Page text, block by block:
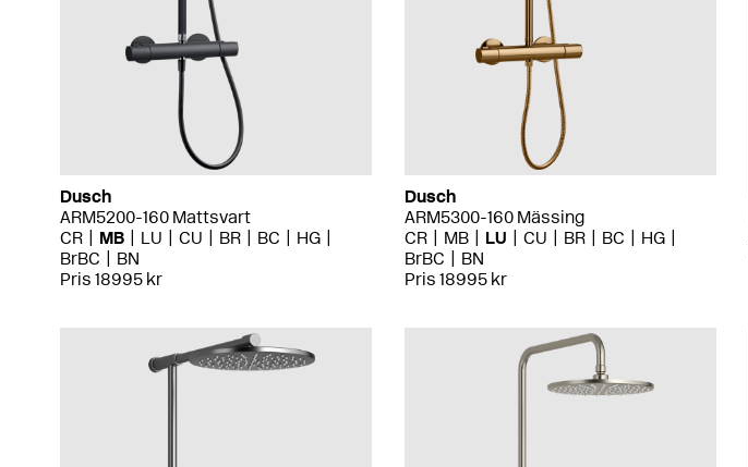
Dusch
ARM5200-160 Mattsvart
CR
MB LU CU BR BC
HG
BrBC
BN
Pris 18995 kr
Dusch
ARM5300-160 Mässing
CR
MB LU CU BR BC
HG
BrBC
BN
Pris 18995 kr